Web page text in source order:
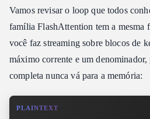
Vamos revisar o loop que todos
família FlashAttention tem a mesma
você faz streaming sobre blocos de
máximo corrente e um denominador,
completa nunca vá para a memória:
PLAINTEXT